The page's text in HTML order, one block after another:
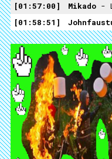
01:57:00
Mikado -
01:58:51